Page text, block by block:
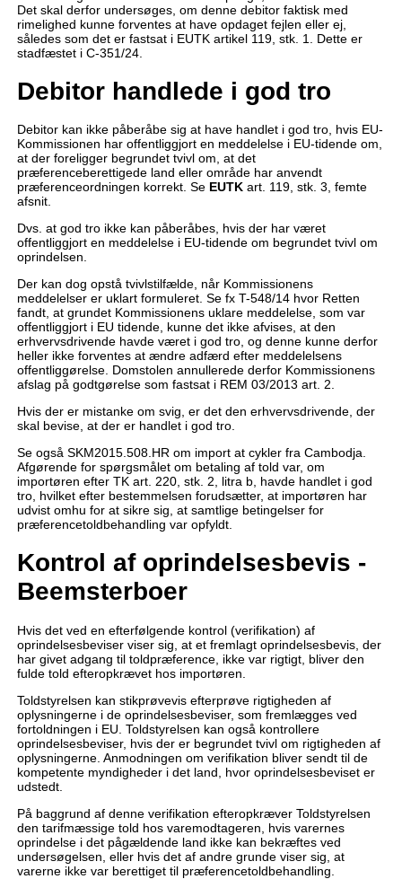
Det skal derfor undersøges, om denne debitor faktisk med
rimelighed kunne forventes at have opdaget fejlen eller ej,
således som det er fastsat i EUTK artikel 119, stk. 1. Dette er
stadfæstet i C-351/24.
Debitor handlede i god tro
Debitor kan ikke påberåbe sig at have handlet i god tro, hvis EU-
Kommissionen har offentliggjort en meddelelse i EU-tidende om,
at der foreligger begrundet tvivl om, at det
præferenceberettigede land eller område har anvendt
præferenceordningen korrekt. Se EUTKart. 119, stk. 3, femte
afsnit.
Dvs. at god tro ikke kan påberåbes, hvis der har været
offentliggjort en meddelelse i EU-tidende om begrundet tvivl om
oprindelsen.
Der kan dog opstå tvivlstilfælde, når Kommissionens
meddelelser er uklart formuleret. Se fx T-548/14 hvor Retten
fandt, at grundet Kommissionens uklare meddelelse, som var
offentliggjort i EU tidende, kunne det ikke afvises, at den
erhvervsdrivende havde været i god tro, og denne kunne derfor
heller ikke forventes at ændre adfærd efter meddelelsens
offentliggørelse. Domstolen annullerede derfor Kommissionens
afslag på godtgørelse som fastsat i REM 03/2013 art. 2.
Hvis der er mistanke om svig, er det den erhvervsdrivende, der
skal bevise, at der er handlet i god tro.
Se også SKM2015.508.HR om import at cykler fra Cambodja.
Afgørende for spørgsmålet om betaling af told var, om
importøren efter TK art. 220, stk. 2, litra b, havde handlet i god
tro, hvilket efter bestemmelsen forudsætter, at importøren har
udvist omhu for at sikre sig, at samtlige betingelser for
præferencetoldbehandling var opfyldt.
Kontrol af oprindelsesbevis -
Beemsterboer
Hvis det ved en efterfølgende kontrol (verifikation) af
oprindelsesbeviser viser sig, at et fremlagt oprindelsesbevis, der
har givet adgang til toldpræference, ikke var rigtigt, bliver den
fulde told efteropkrævet hos importøren.
Toldstyrelsen kan stikprøvevis efterprøve rigtigheden af
oplysningerne i de oprindelsesbeviser, som fremlægges ved
fortoldningen i EU. Toldstyrelsen kan også kontrollere
oprindelsesbeviser, hvis der er begrundet tvivl om rigtigheden af
oplysningerne. Anmodningen om verifikation bliver sendt til de
kompetente myndigheder i det land, hvor oprindelsesbeviset er
udstedt.
På baggrund af denne verifikation efteropkræver Toldstyrelsen
den tarifmæssige told hos varemodtageren, hvis varernes
oprindelse i det pågældende land ikke kan bekræftes ved
undersøgelsen, eller hvis det af andre grunde viser sig, at
varerne ikke var berettiget til præferencetoldbehandling.